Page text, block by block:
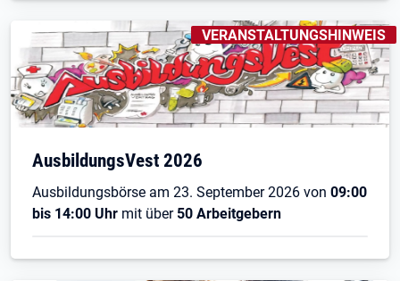
KENNZEICHNUNGEN:
VERANSTALTUNGSHINWEIS
AusbildungsVest 2026
Ausbildungsbörse am 23. September 2026 von 09:00
bis 14:00 Uhr mit über 50 Arbeitgebern